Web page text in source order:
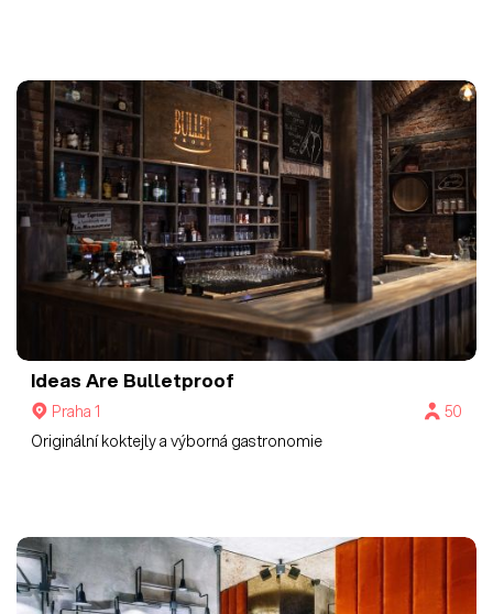
Ideas Are Bulletproof
Praha 1
50
Originální koktejly a výborná gastronomie